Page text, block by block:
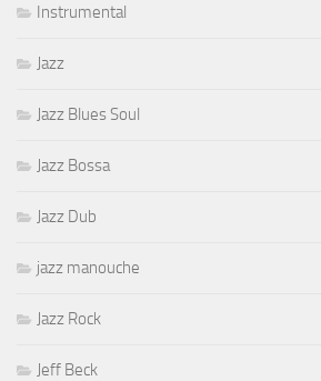
Instrumental
Jazz
Jazz Blues Soul
Jazz Bossa
Jazz Dub
jazz manouche
Jazz Rock
Jeff Beck